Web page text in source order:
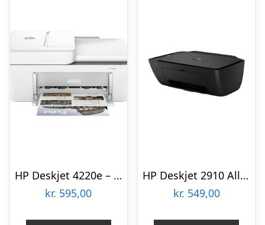
HP Deskjet 4220e – Color Inkjet – A4 – Wi-Fi & Bluetooth Multifunktion – Farve – Blæk
kr. 595,00
HP Deskjet 2910 All-in-One – Color inkjet | A4/Legal | USB 2.0 | WiâFi(n) Multifunktion – Farve – Blæk
kr. 549,00